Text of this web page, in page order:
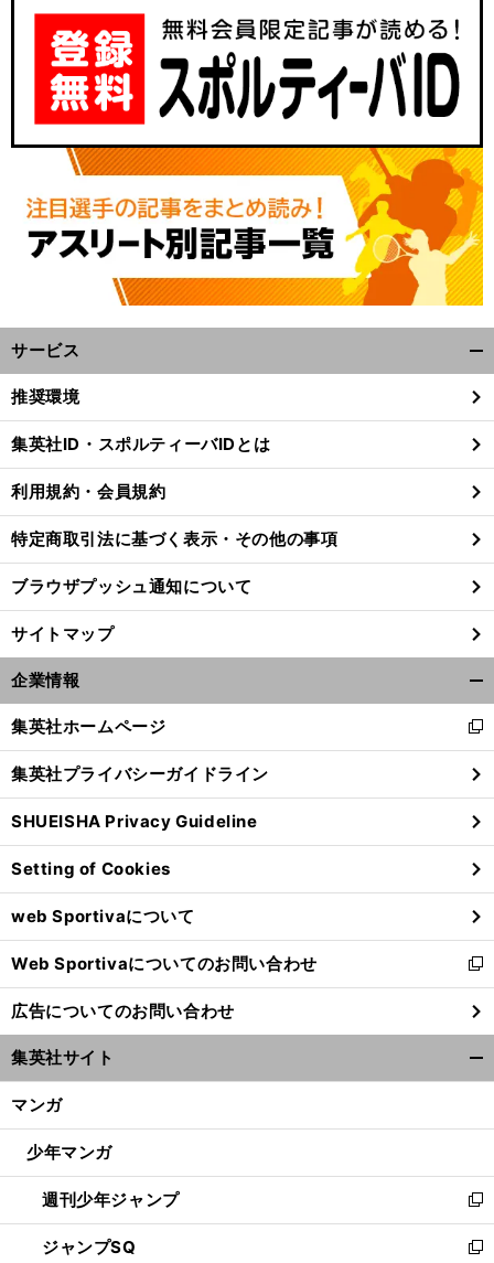
。
サービス
閉
る
推奨環境
集英社ID・スポルティーバIDとは
利用規約・会員規約
特定商取引法に基づく表示・その他の事項
ブラウザプッシュ通知について
サイトマップ
企業情報
閉
る
集英社ホームページ
新
し
い
ウ
ィ
ン
ド
ウ
で
開
く
集英社プライバシーガイドライン
SHUEISHA Privacy Guideline
Setting of Cookies
web Sportivaについて
Web Sportivaについてのお問い合わせ
新
し
い
ウ
ィ
ン
ウ
開
く
広告についてのお問い合わせ
集英社サイト
マンガ
少年マンガ
週刊少年ジャンプ
新
し
い
ジャンプSQ
新